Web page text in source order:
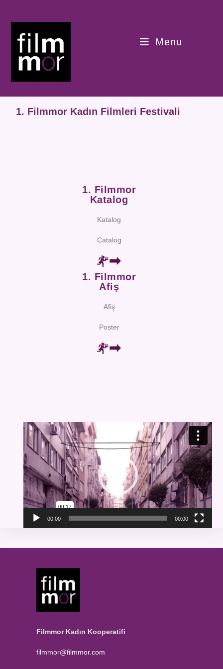
Menu
1. Filmmor Kadın Filmleri Festivali
1. Filmmor
Katalog
Katalog
Catalog
1. Filmmor
Afiş
Afiş
Poster
Video
oynatıcı
00:00 00:00
Filmmor Kadın Kooperatifi
filmmor@filmmor.com